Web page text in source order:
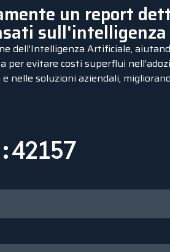
un report
Artificiale,
per evitare costi superflui
nelle soluzioni aziendali,